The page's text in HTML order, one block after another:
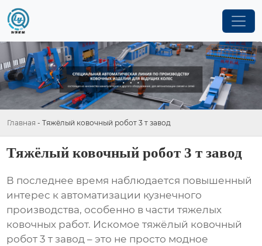
Главная - Тяжёлый ковочный робот 3 т завод
Тяжёлый ковочный робот 3 т завод
В последнее время наблюдается повышенный
интерес к автоматизации кузнечного
производства, особенно в части тяжелых
ковочных работ. Искомоетяжёлый ковочный
робот 3 т завод – это не просто модное